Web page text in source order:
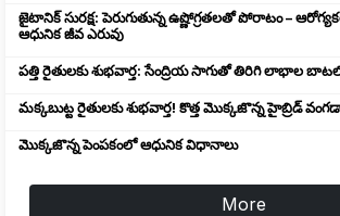
జైటానిక్ సురక్ష: పెరుగుతున్న ఉష్ణోగ్రతలతో పోరాటం –
ఆధునిక జీవ ఎరువు
పత్తి రైతులకు శుభవార్త: సేంద్రియ సాగుతో తిరిగి లాభాల
మక్కబుట్ట రైతులకు శుభవార్త! కొత్త మొక్కజొన్న హైబ్రిడ్
మొక్కజొన్న పెంపకంలో ఆధునిక విధానాలు
More